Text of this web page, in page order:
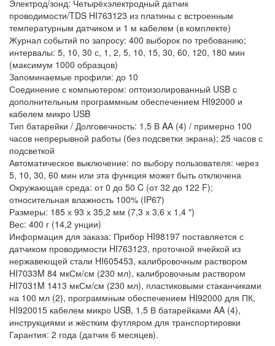
Электрод/зонд: Четырёхэлектродный датчик
проводимости/TDS HI763123 из платины с встроенным
температурным датчиком и 1 м кабелем (в комплекте)
Журнал событий по запросу: 400 выборок по требованию;
интервалы: 5, 10, 30 с, 1, 2, 5, 10, 15, 30, 60, 120, 180 мин
(максимум 1000 образцов)
Запоминаемые профили: до 10
Соединение с компьютером: оптоизолированный USB с
дополнительным программным обеспечением HI92000 и
кабелем микро USB
Тип батарейки / Долговечность: 1,5 В AA (4) / примерно 100
часов непрерывной работы (без подсветки экрана); 25 часов с
подсветкой
Автоматическое выключение: по выбору пользователя: через
5, 10, 30, 60 мин или эта функция может быть отключена
Окружающая среда: от 0 до 50 C (от 32 до 122 F);
относительная влажность 100% (IP67)
Размеры: 185 х 93 х 35,2 мм (7,3 х 3,6 х 1,4 ")
Вес: 400 г (14,2 унции)
Информация для заказа: Прибор HI98197 поставляется с
датчиком проводимости HI763123, проточной ячейкой из
нержавеющей стали HI605453, калибровочным раствором
HI7033M 84 мкСм/см (230 мл), калибровочным раствором
HI7031M 1413 мкСм/см (230 мл), пластиковыми стаканчиками
на 100 мл (2), программным обеспечением HI92000 для ПК,
HI920015 кабелем микро USB, 1,5 В батарейками AA (4),
инструкциями и жёстким футляром для транспортировки
Гарантия: 2 года (датчик 6 месяцев).